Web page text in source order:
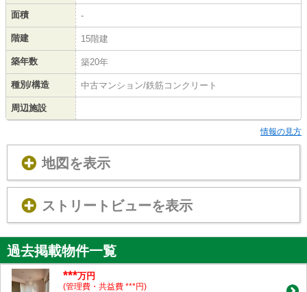
面積 -
階建 15階建
築年数 築20年
種別/構造 中古マンション/鉄筋コンクリート
周辺施設
情報の見方
地図を表示
ストリートビューを表示
過去掲載物件一覧
***万円
(管理費・共益費 ***円)